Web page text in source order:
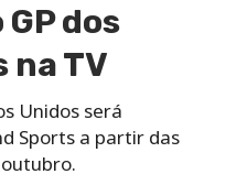
dos
na TV
Unidos será
Sports a partir das